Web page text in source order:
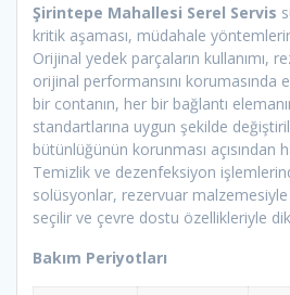
Şirintepe Mahallesi Serel Servis
kritik aşaması, müdahale
Orijinal yedek parçaların kullanımı,
orijinal performansını
bir contanın, her bir bağlantı
standartlarına uygun şekilde
bütünlüğünün korunması açısından
Temizlik ve dezenfeksiyon
solüsyonlar, rezervuar
seçilir ve çevre dostu özellikleriyle
Bakım Periyotları